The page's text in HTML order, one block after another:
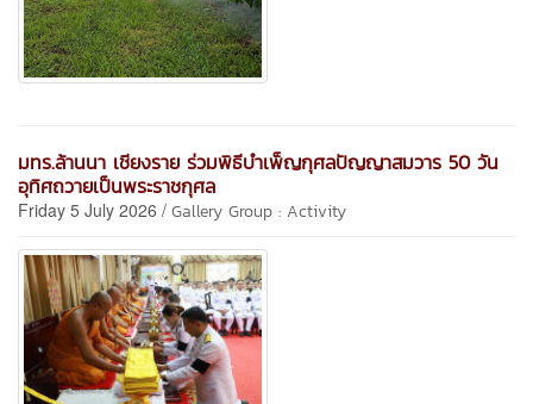
มทร.ล้านนา เชียงราย ร่วมพิธีบำเพ็ญกุศลปัญญาสมวาร 50 วัน
อุทิศถวายเป็นพระราชกุศล
Friday 5 July 2026 / Gallery Group : Activity